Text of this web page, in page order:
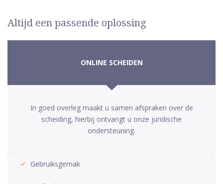
Altijd een passende oplossing
ONLINE SCHEIDEN
In goed overleg maakt u samen afspraken over de
scheiding, hierbij ontvangt u onze juridische
ondersteuning.
Gebruiksgemak